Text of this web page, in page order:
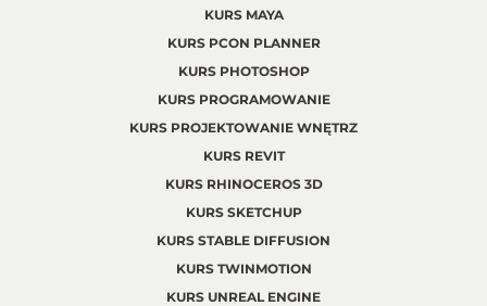
KURS MAYA
KURS PCON PLANNER
KURS PHOTOSHOP
KURS PROGRAMOWANIE
KURS PROJEKTOWANIE WNĘTRZ
KURS REVIT
KURS RHINOCEROS 3D
KURS SKETCHUP
KURS STABLE DIFFUSION
KURS TWINMOTION
KURS UNREAL ENGINE